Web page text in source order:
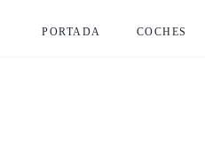
PORTADA COCHES